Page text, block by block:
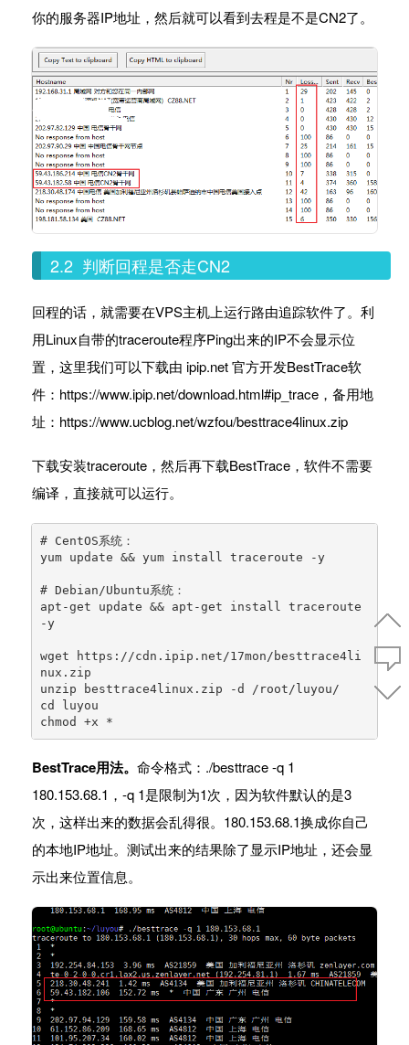
你的服务器IP地址，然后就可以看到去程是不是CN2了。
2.2 判断回程是否走CN2
回程的话，就需要在VPS主机上运行路由追踪软件了。利
用Linux自带的traceroute程序Ping出来的IP不会显示位
置，这里我们可以下载由 ipip.net 官方开发BestTrace软
件：https://www.ipip.net/download.html#ip_trace，备用地
址：https://www.ucblog.net/wzfou/besttrace4linux.zip
下载安装traceroute，然后再下载BestTrace，软件不需要
编译，直接就可以运行。
# CentOS系统：
yum update && yum install traceroute -y
# Debian/Ubuntu系统：
apt-get update && apt-get install traceroute
-y
wget https://cdn.ipip.net/17mon/besttrace4li
nux.zip
unzip besttrace4linux.zip -d /root/luyou/
cd luyou
chmod +x *
BestTrace用法。 命令格式：./besttrace -q 1
180.153.68.1，-q 1是限制为1次，因为软件默认的是3
次，这样出来的数据会乱得很。180.153.68.1换成你自己
的本地IP地址。测试出来的结果除了显示IP地址，还会显
示出来位置信息。